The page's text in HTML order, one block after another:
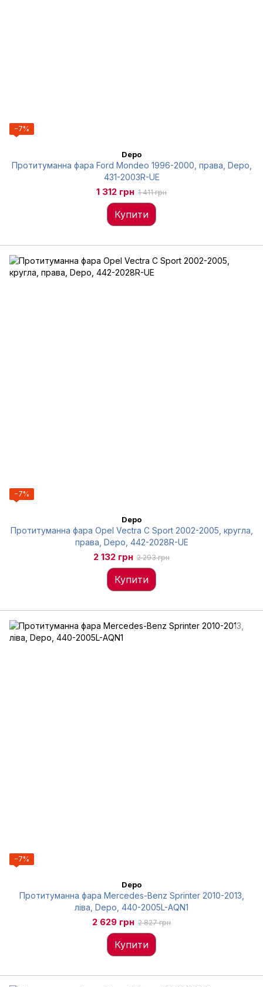
−7%
Depo
Протитуманна фара Ford Mondeo 1996-2000, права, Depo,
431-2003R-UE
1 312 грн 1 411 грн
Купити
−7%
Depo
Протитуманна фара Opel Vectra C Sport 2002-2005, кругла,
права, Depo, 442-2028R-UE
2 132 грн 2 293 грн
Купити
−7%
Depo
Протитуманна фара Mercedes-Benz Sprinter 2010-2013,
ліва, Depo, 440-2005L-AQN1
2 629 грн 2 827 грн
Купити